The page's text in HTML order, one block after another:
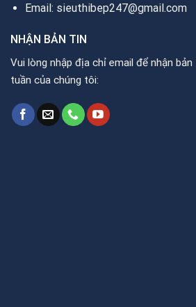
Email: sieuthibep247@gmail.com
NHẬN BẢN TIN
Vui lòng nhập địa chỉ email để nhận bản
tuần của chúng tôi: